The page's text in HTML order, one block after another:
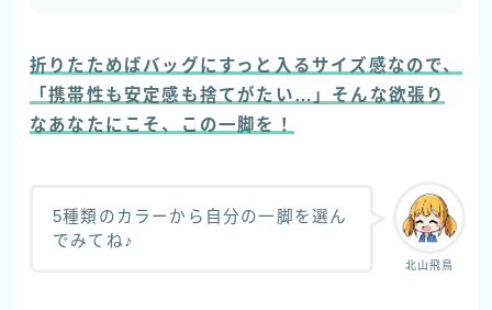
折りたためばバッグにすっと入るサイズ感なので、
「携帯性も安定感も捨てがたい…」そんな欲張り
なあなたにこそ、この一脚を！
北山飛鳥
5種類のカラーから自分の一脚を選ん
でみてね♪